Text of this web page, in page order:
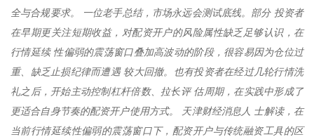
全与合规要求。 一位老手总结，市场永远会测试底线。部分 投资者
在早期更关注短期收益，对配资开户的风险属性缺乏足够认识，在
行情延续 性偏弱的震荡窗口叠加高波动的阶段，很容易因为仓位过
重、缺乏止损纪律而遭遇 较大回撤。也有投资者在经过几轮行情洗
礼之后，开始主动控制杠杆倍数、拉长评 估周期，在实践中形成了
更适合自身节奏的配资开户使用方式。 天津财经消息人 士解读，在
当前行情延续性偏弱的震荡窗口下，配资开户与传统融资工具的区